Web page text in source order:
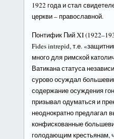
1922 года и стал
церкви – православной.
Понтифик Пий XI
Fides intrepid, т.е.
много для римской
Ватикана статуса
сурово осуждал
содержание осуждения
призывал одуматься и
неоднократно предлагал
конфискованные
голодающим крестьянам,